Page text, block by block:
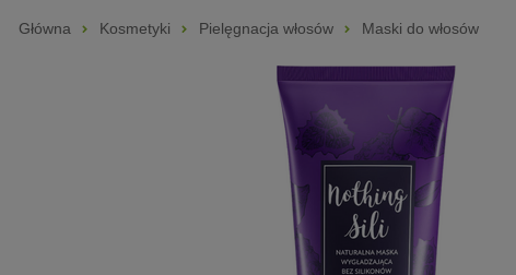
Główna Kosmetyki Pielęgnacja włosów Maski do włosów